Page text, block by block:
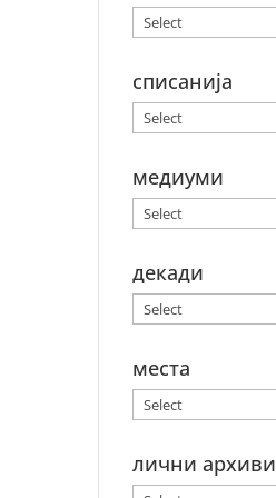
списанија
медиуми
декади
места
лични архиви